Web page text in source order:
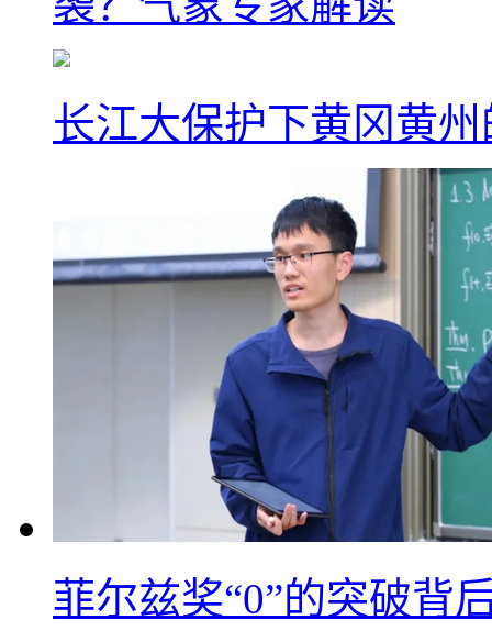
长江大保护下黄冈黄
菲尔兹奖“0”的突破背